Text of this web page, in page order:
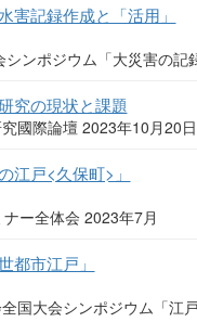
害記録作成と「活用」
ンポジウム「大災害の記
究の現状と課題
國際論壇 2023年10月20日
江戸<久保町>」
ー全体会 2023年7月
都市江戸」
国大会シンポジウム「江